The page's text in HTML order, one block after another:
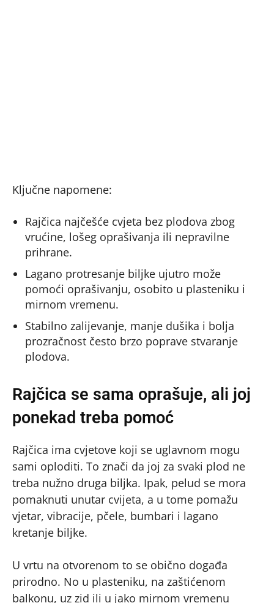
Ključne napomene:
Rajčica najčešće cvjeta bez plodova zbog
vrućine, lošeg oprašivanja ili nepravilne
prihrane.
Lagano protresanje biljke ujutro može
pomoći oprašivanju, osobito u plasteniku i
mirnom vremenu.
Stabilno zalijevanje, manje dušika i bolja
prozračnost često brzo poprave stvaranje
plodova.
Rajčica se sama oprašuje, ali joj
ponekad treba pomoć
Rajčica ima cvjetove koji se uglavnom mogu
sami oploditi. To znači da joj za svaki plod ne
treba nužno druga biljka. Ipak, pelud se mora
pomaknuti unutar cvijeta, a u tome pomažu
vjetar, vibracije, pčele, bumbari i lagano
kretanje biljke.
U vrtu na otvorenom to se obično događa
prirodno. No u plasteniku, na zaštićenom
balkonu, uz zid ili u jako mirnom vremenu